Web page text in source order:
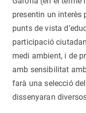
presentin un interès
punts de vista
participació
medi ambient, i de
amb sensibilitat
farà una selecció
dissenyaran